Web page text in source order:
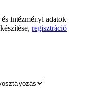
intézményi adatok
regisztráció